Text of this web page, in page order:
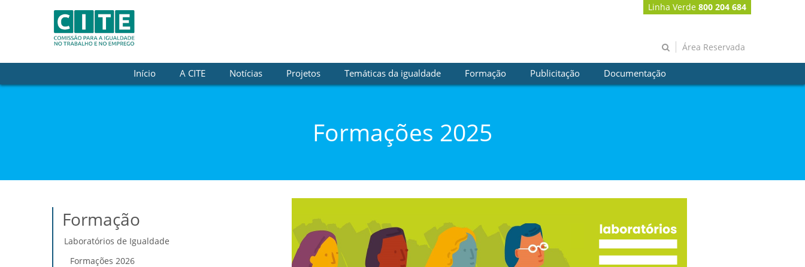
Linha Verde 800 204 684
Área Reservada
Início A CITE Notícias Projetos Temáticas da igualdade Formação Publicitação Documentação
Formações 2025
Formação
Laboratórios de Igualdade
Formações 2026